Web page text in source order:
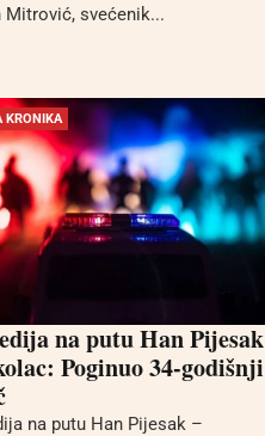
Mitrović, svećenik...
KRONIKA
na putu Han Pijesak
Poginuo 34-godišnji
na putu Han Pijesak –